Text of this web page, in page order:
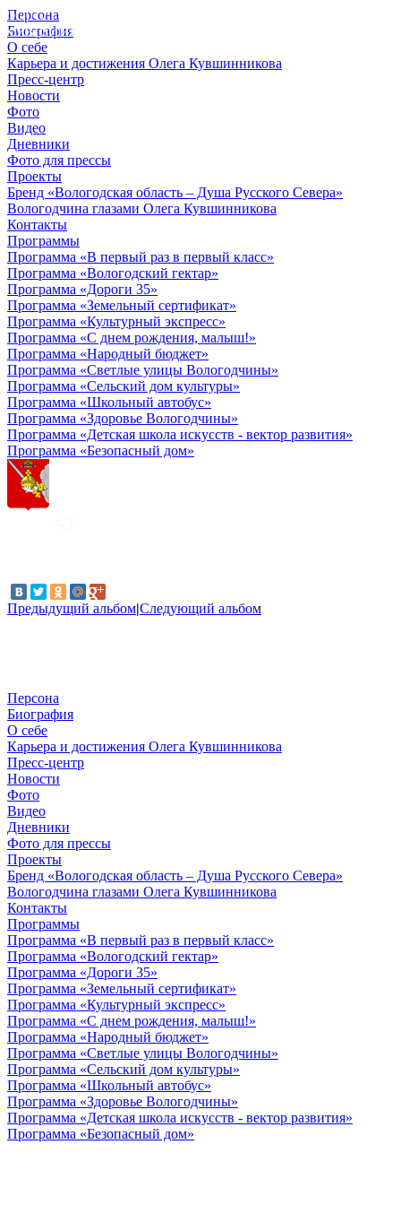
Персона
Биография
О себе
Карьера и достижения Олега Кувшинникова
Пресс-центр
Новости
Фото
Видео
Дневники
Фото для прессы
Проекты
Бренд «Вологодская область – Душа Русского Севера»
Вологодчина глазами Олега Кувшинникова
Контакты
Программы
Программа «В первый раз в первый класс»
Программа «Вологодский гектар»
Программа «Дороги 35»
Программа «Земельный сертификат»
Программа «Культурный экспресс»
Программа «С днем рождения, малыш!»
Программа «Народный бюджет»
Программа «Светлые улицы Вологодчины»
Программа «Сельский дом культуры»
Программа «Школьный автобус»
Программа «Здоровье Вологодчины»
Программа «Детская школа искусств - вектор развития»
Программа «Безопасный дом»
Предыдущий альбом|Следующий альбом
© 2012 - 2023,
КУВШИННИКОВ О.А.
Персона
Биография
О себе
Карьера и достижения Олега Кувшинникова
Пресс-центр
Новости
Фото
Видео
Дневники
Фото для прессы
Проекты
Бренд «Вологодская область – Душа Русского Севера»
Вологодчина глазами Олега Кувшинникова
Контакты
Программы
Программа «В первый раз в первый класс»
Программа «Вологодский гектар»
Программа «Дороги 35»
Программа «Земельный сертификат»
Программа «Культурный экспресс»
Программа «С днем рождения, малыш!»
Программа «Народный бюджет»
Программа «Светлые улицы Вологодчины»
Программа «Сельский дом культуры»
Программа «Школьный автобус»
Программа «Здоровье Вологодчины»
Программа «Детская школа искусств - вектор развития»
Программа «Безопасный дом»